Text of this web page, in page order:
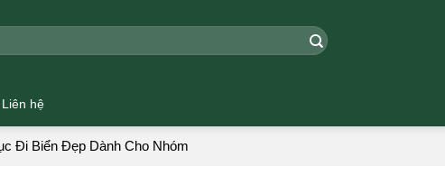
Liên hệ
Đi Biển Đẹp Dành Cho Nhóm